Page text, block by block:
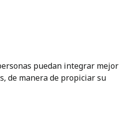
puedan integrar mejor
de manera de propiciar su